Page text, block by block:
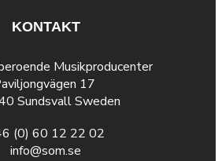
KONTAKT
Musikproducenter
17
Sundsvall Sweden
(0) 60 12 22 02
info@som.se